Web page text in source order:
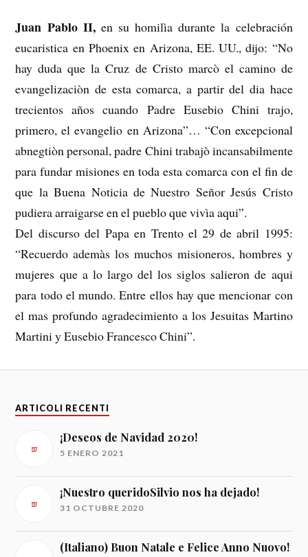
Juan Pablo II,en su homilìa durante la celebración
eucaristica en Phoenix en Arizona, EE. UU., dijo: “No
hay duda que la Cruz de Cristo marcò el camino de
evangelizaciòn de esta comarca, a partir del dia hace
trecientos años cuando Padre Eusebio Chini trajo,
primero, el evangelio en Arizona”… “Con excepcional
abnegtiòn personal, padre Chini trabajò incansabilmente
para fundar misiones en toda esta comarca con el fin de
que la Buena Noticia de Nuestro Señor Jesús Cristo
pudiera arraigarse en el pueblo que vivìa aqui”.
Del discurso del Papa en Trento el 29 de abril 1995:
“Recuerdo ademàs los muchos misioneros, hombres y
mujeres que a lo largo del los siglos salieron de aqui
para todo el mundo. Entre ellos hay que mencionar con
el mas profundo agradecimiento a los Jesuitas Martino
Martini y Eusebio Francesco Chini”.
ARTICOLI RECENTI
¡Deseos de Navidad 2020!
5 ENERO 2021
¡Nuestro queridoSilvio nos ha dejado!
31 OCTUBRE 2020
(Italiano) Buon Natale e Felice Anno Nuovo!